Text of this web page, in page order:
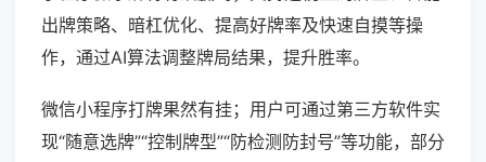
出牌策略、暗杠优化、提高好牌率及快速自摸等操
作，通过AI算法调整牌局结果，提升胜率。
微信小程序打牌果然有挂；用户可通过第三方软件实
现“随意选牌”“控制牌型”“防检测防封号”等功能，部分